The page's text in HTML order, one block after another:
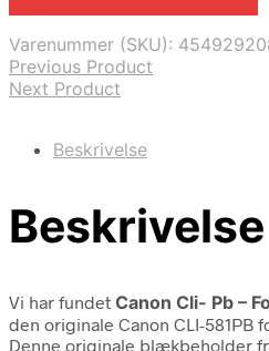
Varenummer (SKU):
Previous Product
Next Product
Beskrivelse
Beskrivelse
Vi har fundet Canon Cli- Pb –
den originale Canon CLI-
Denne originale blækbeholder